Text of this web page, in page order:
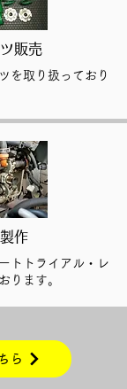
販売
を取り扱っており
作
トトライアル・レ
ります。
ら